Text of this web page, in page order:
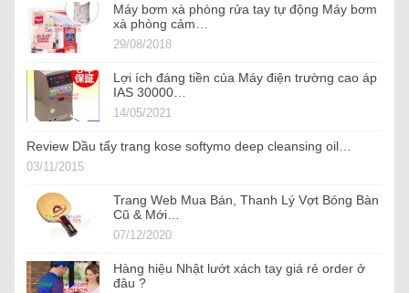
Máy bơm xà phòng rửa tay tự động Máy bơm
xà phòng cảm…
29/08/2018
Lợi ích đáng tiền của Máy điện trường cao áp
IAS 30000…
14/05/2021
Review Dầu tẩy trang kose softymo deep cleansing oil…
03/11/2015
Trang Web Mua Bán, Thanh Lý Vợt Bóng Bàn
Cũ & Mới…
07/12/2020
Hàng hiệu Nhật lướt xách tay giá rẻ order ở
đâu ?